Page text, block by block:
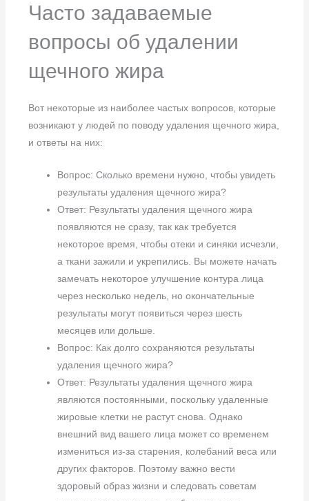
Часто задаваемые
вопросы об удалении
щечного жира
Вот некоторые из наиболее частых вопросов, которые
возникают у людей по поводу удаления щечного жира,
и ответы на них:
Вопрос: Сколько времени нужно, чтобы увидеть
результаты удаления щечного жира?
Ответ: Результаты удаления щечного жира
появляются не сразу, так как требуется
некоторое время, чтобы отеки и синяки исчезли,
а ткани зажили и укрепились. Вы можете начать
замечать некоторое улучшение контура лица
через несколько недель, но окончательные
результаты могут появиться через шесть
месяцев или дольше.
Вопрос: Как долго сохраняются результаты
удаления щечного жира?
Ответ: Результаты удаления щечного жира
являются постоянными, поскольку удаленные
жировые клетки не растут снова. Однако
внешний вид вашего лица может со временем
измениться из-за старения, колебаний веса или
других факторов. Поэтому важно вести
здоровый образ жизни и следовать советам